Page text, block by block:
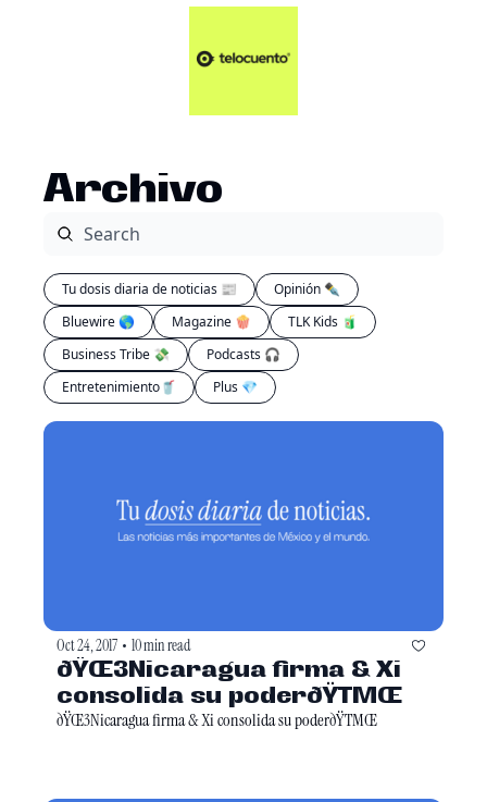
Artículos 📑
Plus 💎
Archivo
Tu dosis diaria de noticias 📰
Opinión ✒️
Bluewire 🌎
Magazine 🍿
TLK Kids 🧃
Business Tribe 💸
Podcasts 🎧
Entretenimiento🥤
Plus 💎
Oct 24, 2017 • 10 min read
ðŸŒ3Nicaragua firma & Xi
consolida su poderðŸTMŒ
ðŸŒ3Nicaragua firma & Xi consolida su poderðŸTMŒ